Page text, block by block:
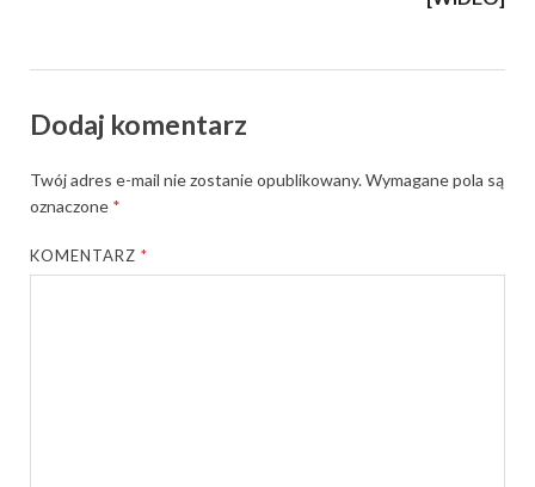
Dodaj komentarz
Twój adres e-mail nie zostanie opublikowany.Wymagane pola są
oznaczone *
KOMENTARZ*